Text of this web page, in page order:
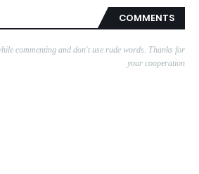
COMMENTS
commenting and don't use rude words. Thanks for
your cooperation